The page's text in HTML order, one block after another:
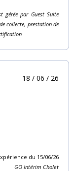
gérée par Guest Suite
collecte, prestation de
18 / 06 / 26
du 15/06/26
GO Intérim Cholet